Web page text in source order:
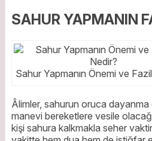
SAHUR YAPMANIN
Sahur Yapmanın Önemi ve
Âlimler, sahurun oruca
manevi bereketlere vesile
kişi sahura kalkmakla seher